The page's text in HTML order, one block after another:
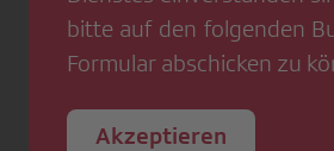
bitte auf den folgenden
Formular abschicken zu
Akzeptieren